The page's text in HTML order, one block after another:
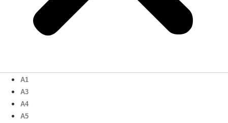
A1
A3
A4
A5